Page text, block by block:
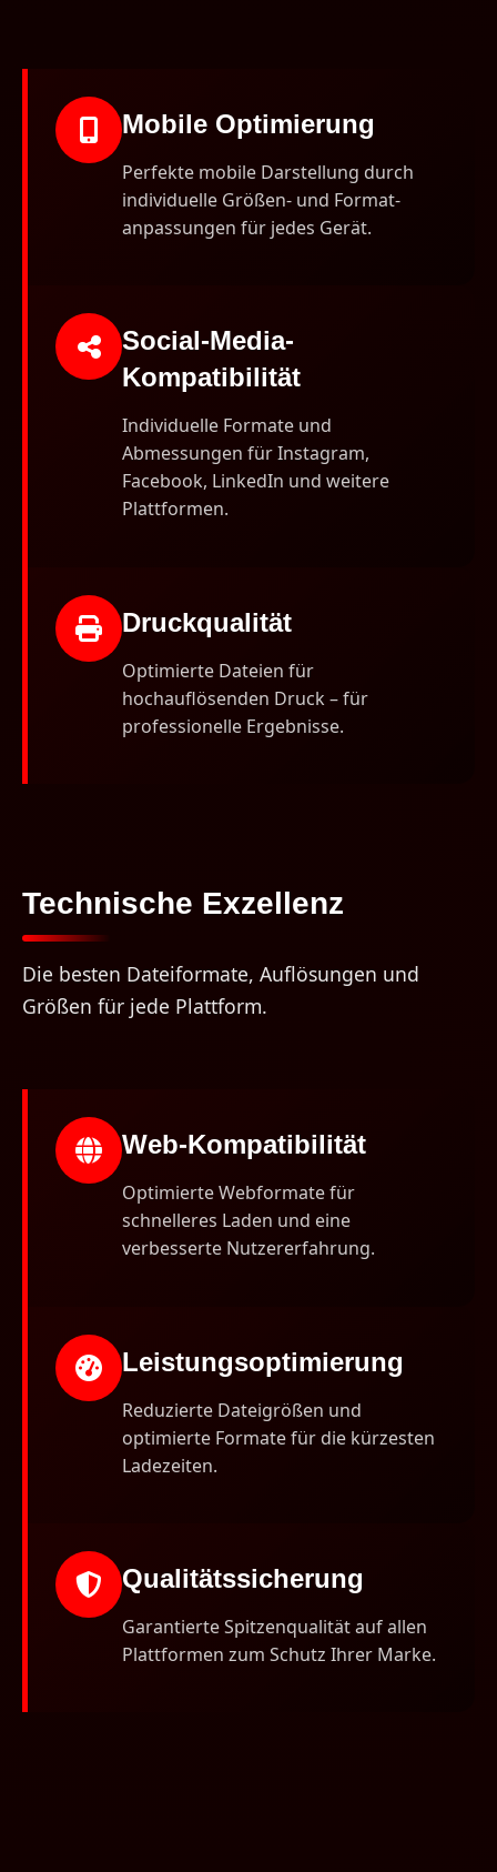
Mobile Optimierung
Perfekte mobile Darstellung durch
individuelle Größen- und Format­
anpassungen für jedes Gerät.
Social-Media-
Kompatibilität
Individuelle Formate und
Abmessungen für Instagram,
Facebook, LinkedIn und weitere
Plattformen.
Druckqualität
Optimierte Dateien für
hochauflösenden Druck – für
professionelle Ergebnisse.
Technische Exzellenz
Die besten Dateiformate, Auflösungen und
Größen für jede Plattform.
Web-Kompatibilität
Optimierte Webformate für
schnelleres Laden und eine
verbesserte Nutzererfahrung.
Leistungsoptimierung
Reduzierte Dateigrößen und
optimierte Formate für die kürzesten
Ladezeiten.
Qualitätssicherung
Garantierte Spitzenqualität auf allen
Plattformen zum Schutz Ihrer Marke.